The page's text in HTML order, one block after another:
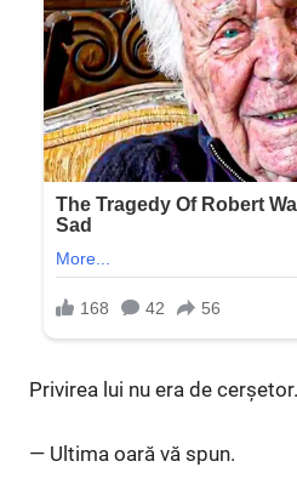
Privirea lui nu era de
— Ultima oară vă spun.